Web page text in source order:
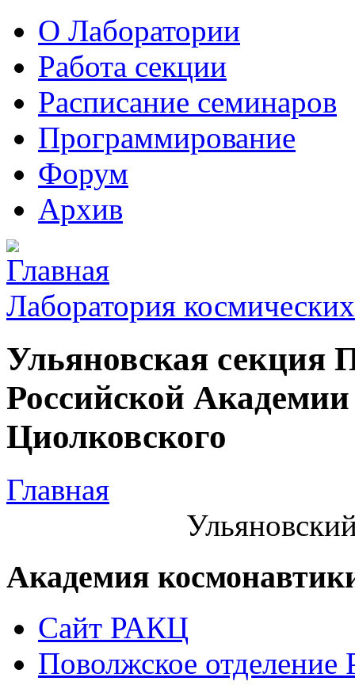
О Лаборатории
Работа секции
Расписание семинаров
Программирование
Форум
Архив
Лаборатория
Ульяновская секция
Российской
Циолковского
Главная
Академия
Сайт РАКЦ
Поволжское